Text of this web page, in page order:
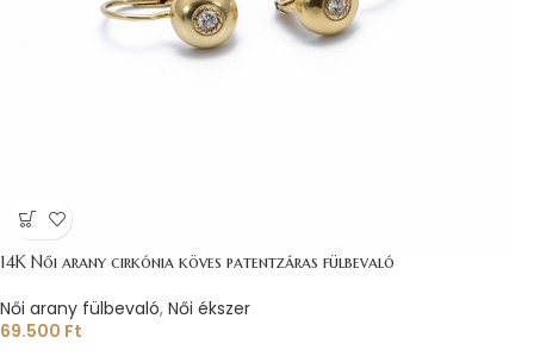
14K Női arany cirkónia köves patentzáras fülbevaló
Női arany fülbevaló, Női ékszer
69.500 Ft